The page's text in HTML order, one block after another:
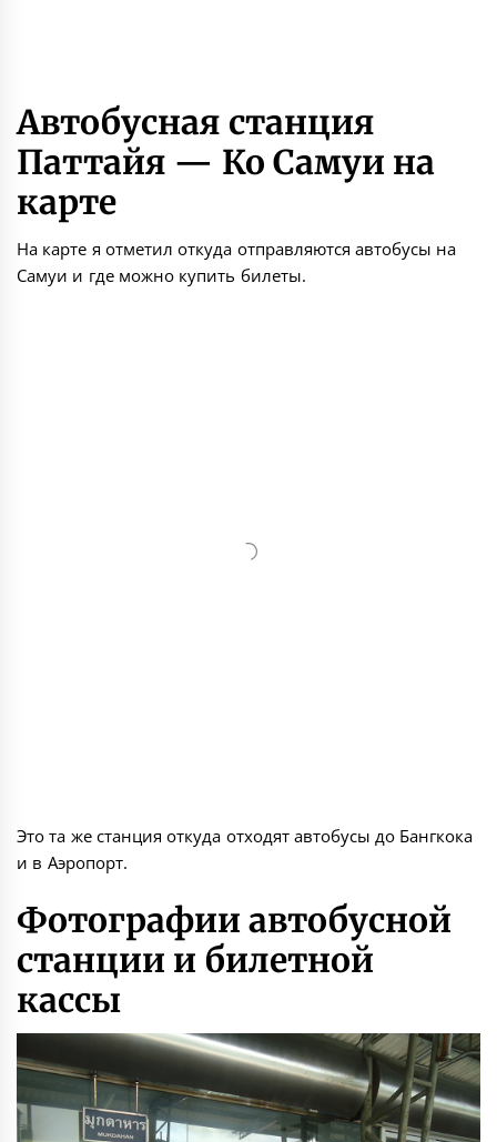
Автобусная станция
Паттайя — Ко Самуи на
карте
На карте я отметил откуда отправляются автобусы на
Самуи и где можно купить билеты.
Это та же станция откуда отходят автобусы до Бангкока
и в Аэропорт.
Фотографии автобусной
станции и билетной
кассы